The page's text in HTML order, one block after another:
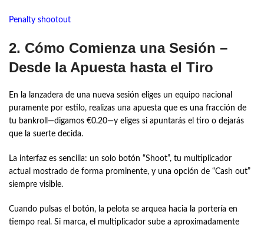
Penalty shootout
2. Cómo Comienza una Sesión –
Desde la Apuesta hasta el Tiro
En la lanzadera de una nueva sesión eliges un equipo nacional
puramente por estilo, realizas una apuesta que es una fracción de
tu bankroll—digamos €0.20—y eliges si apuntarás el tiro o dejarás
que la suerte decida.
La interfaz es sencilla: un solo botón “Shoot”, tu multiplicador
actual mostrado de forma prominente, y una opción de “Cash out”
siempre visible.
Cuando pulsas el botón, la pelota se arquea hacia la portería en
tiempo real. Si marca, el multiplicador sube a aproximadamente